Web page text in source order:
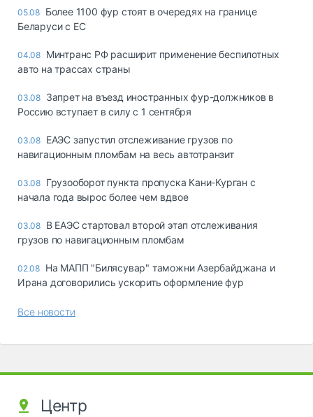
05.08 Более 1100 фур стоят в очередях на границе
Беларуси с ЕС
04.08 Минтранс РФ расширит применение беспилотных
авто на трассах страны
03.08 Запрет на въезд иностранных фур-должников в
Россию вступает в силу с 1 сентября
03.08 ЕАЭС запустил отслеживание грузов по
навигационным пломбам на весь автотранзит
03.08 Грузооборот пункта пропуска Кани-Курган с
начала года вырос более чем вдвое
03.08 В ЕАЭС стартовал второй этап отслеживания
грузов по навигационным пломбам
02.08 На МАПП "Билясувар" таможни Азербайджана и
Ирана договорились ускорить оформление фур
Все новости
Центр